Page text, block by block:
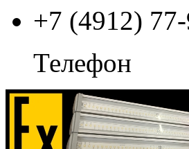
+7 (4912)
Телефон